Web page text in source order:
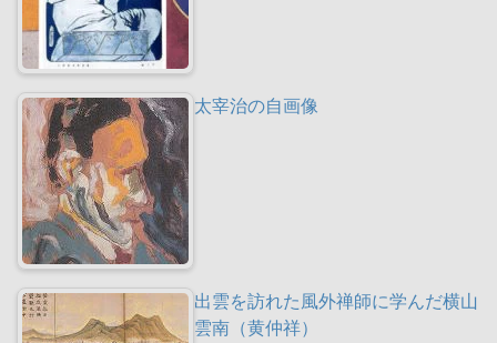
太宰治の自画像
出雲を訪れた風外禅師に学んだ横山
雲南（黄仲祥）